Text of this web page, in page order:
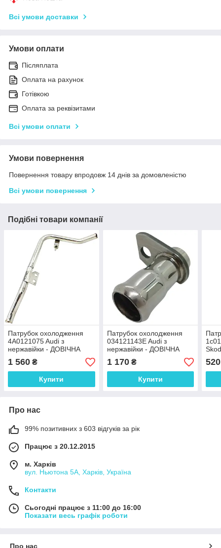
Всі умови доставки
Умови оплати
Післяплата
Оплата на рахунок
Готівкою
Оплата за реквізитами
Всі умови оплати
Умови повернення
Повернення товару впродовж 14 днів за домовленістю
Всі умови повернення
Подібні товари компанії
Патрубок охолодження
4A0121075 Audi з
нержавійки - ДОВІЧНА
ГАРАНТІЯ
1 560 ₴
Купити
Патрубок охолодження
034121143E Audi з
нержавійки - ДОВІЧНА
ГАРАНТІЯ
1 170₴
Купити
520
Про нас
99% позитивних з 603 відгуків за рік
Працює з 20.12.2015
м. Харків
вул. Ньютона 5А, Харків, Україна
Контакти
Сьогодні працює з 11:00 до 16:00
Показати весь графік роботи
Про нас